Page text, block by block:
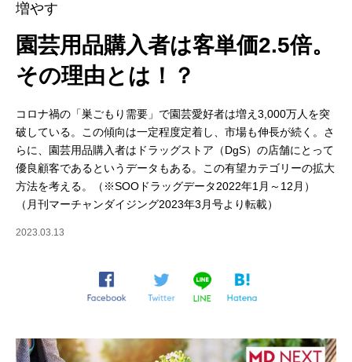
増やす
園芸用品購入者は客単価2.5倍。
その理由とは！？
コロナ禍の「巣ごもり需要」で園芸愛好者は増え3,000万人を突
破している。この傾向は一定程度定着し、市場も伸長が続く。さ
らに、園芸用品購入者はドラッグストア（DgS）の店舗にとって
優良顧客であるというデータもある。この有望カテゴリーの拡大
方法を考える。（※SOOドラッグデータ2022年1月～12月）
（月刊マーチャンダイジング2023年3月号より転載）
2023.03.13